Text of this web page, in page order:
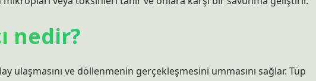
nedir?
ulaşmasını ve döllenmenin gerçekleşmesini ummasını sağlar. Tüp